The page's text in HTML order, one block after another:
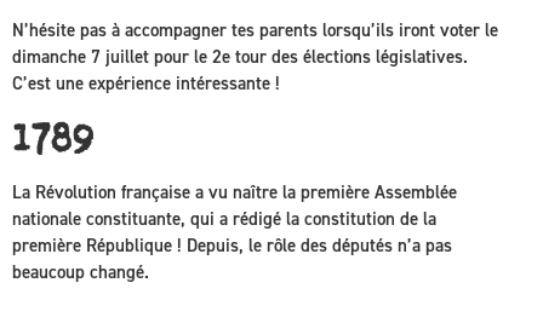
N’hésite pas à accompagner tes parents lorsqu’ils iront voter le
dimanche 7 juillet pour le 2e tour des élections législatives.
C’est une expérience intéressante !
1789
La Révolution française a vu naître la première Assemblée
nationale constituante, qui a rédigé la constitution de la
première République ! Depuis, le rôle des députés n’a pas
beaucoup changé.